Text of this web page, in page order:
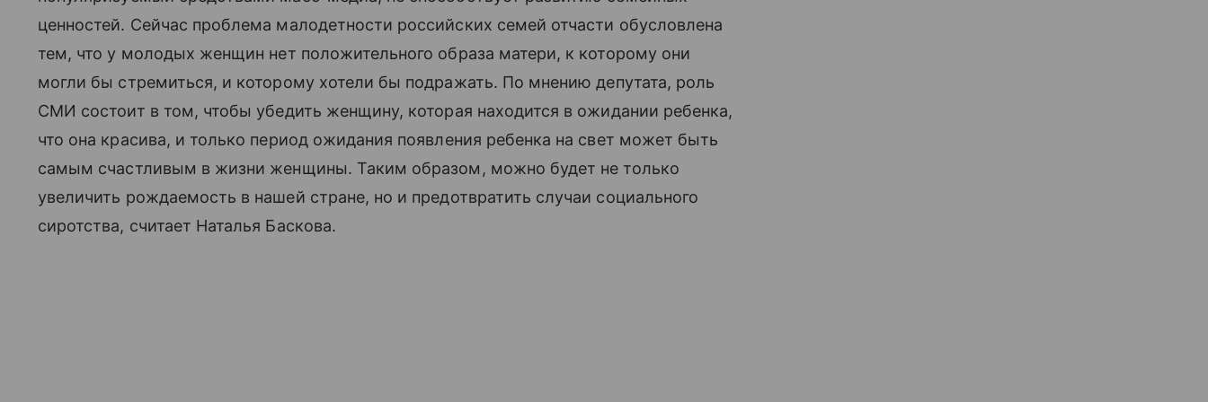
ценностей. Сейчас проблема малодетности российских семей отчасти обусловлена
тем, что у молодых женщин нет положительного образа матери, к которому они
могли бы стремиться, и которому хотели бы подражать. По мнению депутата, роль
СМИ состоит в том, чтобы убедить женщину, которая находится в ожидании ребенка,
что она красива, и только период ожидания появления ребенка на свет может быть
самым счастливым в жизни женщины. Таким образом, можно будет не только
увеличить рождаемость в нашей стране, но и предотвратить случаи социального
сиротства, считает Наталья Баскова.